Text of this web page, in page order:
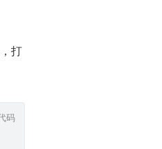
打
码